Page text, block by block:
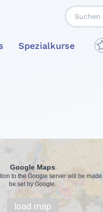
Spezialkurse
Google Maps
to the Google server will be
be set by Google.
load map